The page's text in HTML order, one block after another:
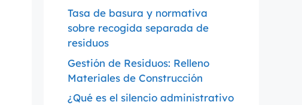
Tasa de basura y normativa
sobre recogida separada de
residuos
Gestión de Residuos: Relleno
Materiales de Construcción
¿Qué es el silencio administrativo